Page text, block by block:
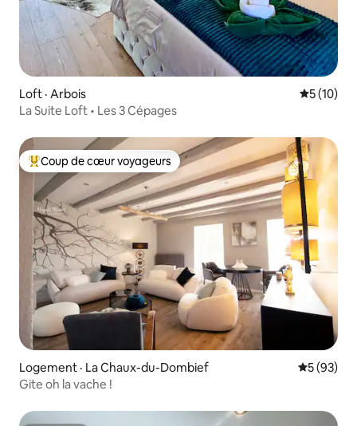
Loft · Arbois Note
5 (10)
La Suite Loft • Les 3 Cépages
Coup de cœur voyageurs parmi les plus aimés
Coup de cœur voyageurs
Logement · La Chaux-du-Dombief Note
5 (93)
Gite oh la vache !